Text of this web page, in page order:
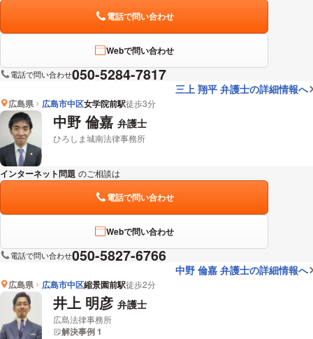
電話で問い合わせ
Webで問い合わせ
電話で問い合わせ050-5284-7817
三上 翔平 弁護士の詳細情報へ
広島県 広島市中区女学院前駅徒歩3分
中野 倫嘉 弁護士
ひろしま城南法律事務所
インターネット問題 のご相談は
電話で問い合わせ
Webで問い合わせ
電話で問い合わせ050-5827-6766
中野 倫嘉 弁護士の詳細情報へ
広島県 広島市中区縮景園前駅徒歩2分
井上 明彦 弁護士
広島法律事務所
解決事例 1